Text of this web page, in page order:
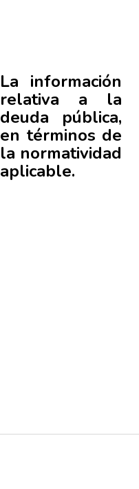
La información
relativa a la
deuda pública,
en términos de
la normatividad
aplicable.